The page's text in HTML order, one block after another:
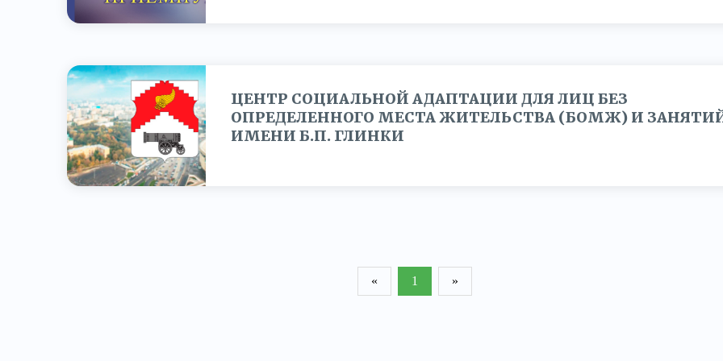
ЦЕНТР СОЦИАЛЬНОЙ АДАПТАЦИИ ДЛЯ ЛИЦ БЕЗ
ОПРЕДЕЛЕННОГО МЕСТА ЖИТЕЛЬСТВА (БОМЖ) И
ИМЕНИ Б.П. ГЛИНКИ
« 1 »